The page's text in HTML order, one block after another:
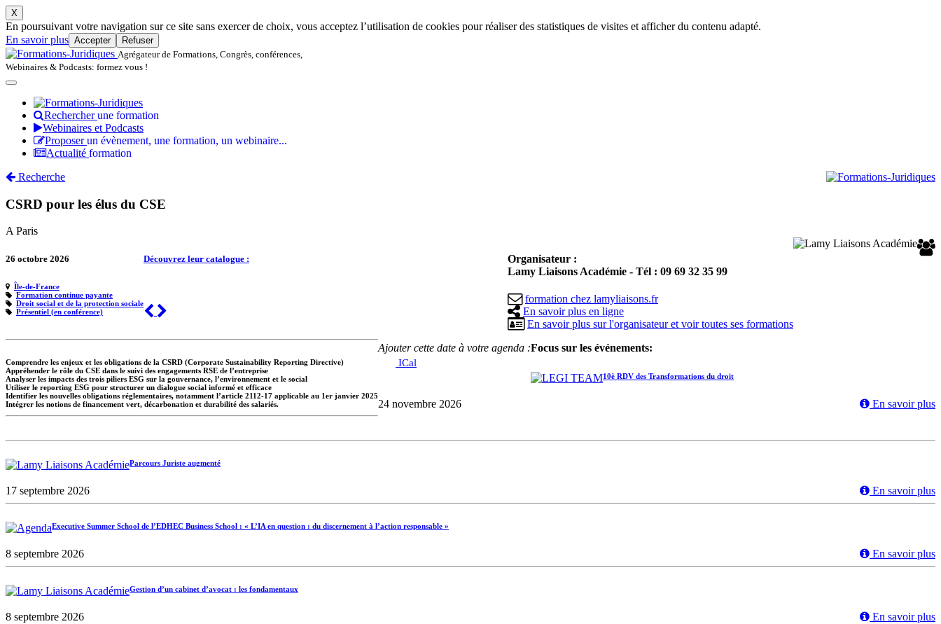
X
En poursuivant votre navigation sur ce site sans exercer de choix, vous acceptez l’utilisation de cookies pour réaliser des statistiques de visites et afficher du contenu adapté.
En savoir plus Accepter
Refuser
Agrégateur de Formations, Congrès, conférences,
Webinaires & Podcasts: formez vous !
Rechercherune formation
Webinaires et Podcasts
Proposerun évènement, une formation, un webinaire...
Actualité formation
Recherche
CSRD pour les élus du CSE
A Paris
26 octobre 2026
Île-de-France
Formation continue payante
Droit social et de la protection sociale
Présentiel (en conférence)
Organisateur :
Lamy Liaisons Académie - Tél : 09 69 32 35 99
formation chez lamyliaisons.fr
En savoir plus en ligne
En savoir plus sur l'organisateur et voir toutes ses formations
Comprendre les enjeux et les obligations de la CSRD (Corporate Sustainability Reporting Directive)
Appréhender le rôle du CSE dans le suivi des engagements RSE de l’entreprise
Analyser les impacts des trois piliers ESG sur la gouvernance, l’environnement et le social
Utiliser le reporting ESG pour structurer un dialogue social informé et efficace
Identifier les nouvelles obligations réglementaires, notamment l’article 2112-17 applicable au 1er janvier 2025
Intégrer les notions de financement vert, décarbonation et durabilité des salariés.
Ajouter cette date à votre agenda :
ICal
Découvrez leur catalogue :
Previous
Focus sur les événements:
10è RDV des Transformations du droit
24 novembre 2026 En savoir plus
Parcours Juriste augmenté
17 septembre 2026 En savoir plus
Executive Summer School de l’EDHEC Business School : « L’IA en question : du discernement à l’action responsable »
8 septembre 2026 En savoir plus
Gestion d’un cabinet d’avocat : les fondamentaux
8 septembre 2026 En savoir plus